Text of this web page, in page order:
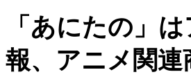
「あにたの」
報、アニメ関